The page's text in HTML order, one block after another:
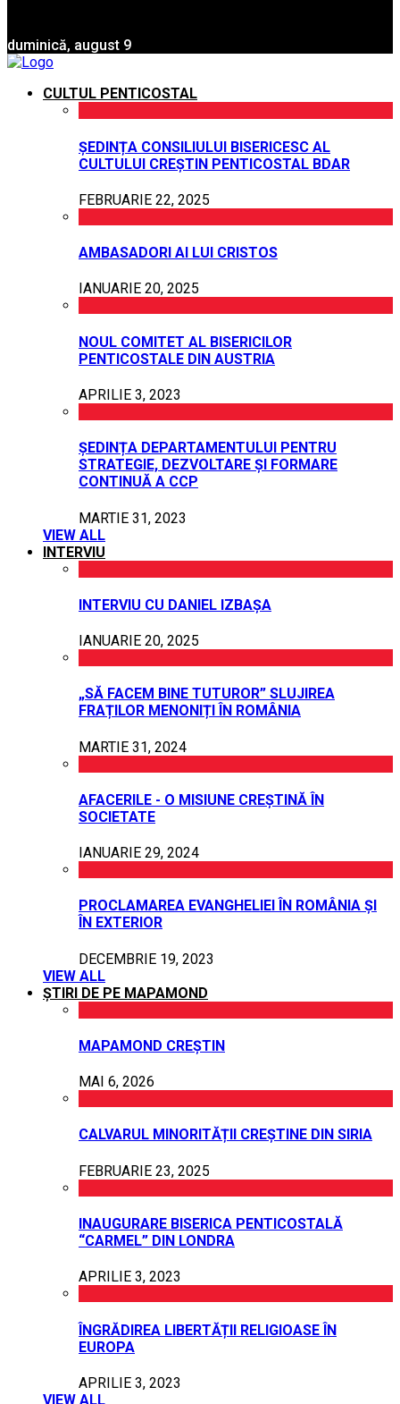
duminică, august 9
CULTUL PENTICOSTAL
ȘEDINȚA CONSILIULUI BISERICESC AL
CULTULUI CREȘTIN PENTICOSTAL BDAR
FEBRUARIE 22, 2025
AMBASADORI AI LUI CRISTOS
IANUARIE 20, 2025
NOUL COMITET AL BISERICILOR
PENTICOSTALE DIN AUSTRIA
APRILIE 3, 2023
ȘEDINȚA DEPARTAMENTULUI PENTRU
STRATEGIE, DEZVOLTARE ȘI FORMARE
CONTINUĂ A CCP
MARTIE 31, 2023
VIEW ALL
INTERVIU
INTERVIU CU DANIEL IZBAȘA
IANUARIE 20, 2025
„SĂ FACEM BINE TUTUROR” SLUJIREA
FRAȚILOR MENONIȚI ÎN ROMÂNIA
MARTIE 31, 2024
AFACERILE - O MISIUNE CREȘTINĂ ÎN
SOCIETATE
IANUARIE 29, 2024
PROCLAMAREA EVANGHELIEI ÎN ROMÂNIA ȘI
ÎN EXTERIOR
DECEMBRIE 19, 2023
VIEW ALL
ȘTIRI DE PE MAPAMOND
MAPAMOND CREȘTIN
MAI 6, 2026
CALVARUL MINORITĂȚII CREȘTINE DIN SIRIA
FEBRUARIE 23, 2025
INAUGURARE BISERICA PENTICOSTALĂ
“CARMEL” DIN LONDRA
APRILIE 3, 2023
ÎNGRĂDIREA LIBERTĂȚII RELIGIOASE ÎN
EUROPA
APRILIE 3, 2023
VIEW ALL